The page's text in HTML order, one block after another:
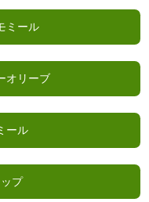
ミール
オリーブ
ール
プ